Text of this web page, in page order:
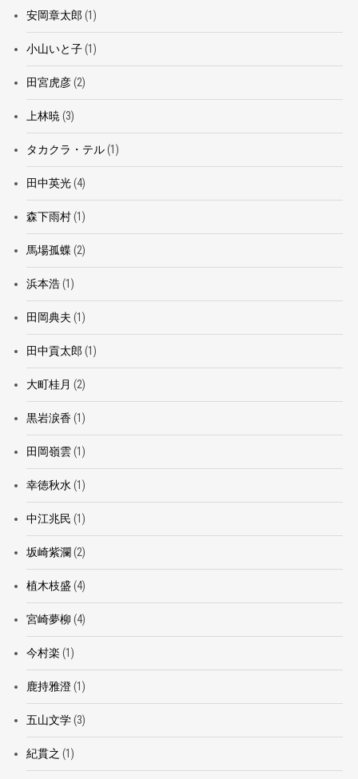
安岡章太郎 (1)
小山いと子(1)
田宮虎彦(2)
上林暁 (3)
タカクラ・テル(1)
田中英光(4)
森下雨村(1)
馬場孤蝶 (2)
浜本浩(1)
田岡典夫 (1)
田中貢太郎 (1)
大町桂月 (2)
黒岩涙香(1)
田岡嶺雲(1)
幸徳秋水 (1)
中江兆民 (1)
坂崎紫瀾(2)
植木枝盛 (4)
宮崎夢柳 (4)
今村楽 (1)
鹿持雅澄(1)
五山文学(3)
紀貫之 (1)